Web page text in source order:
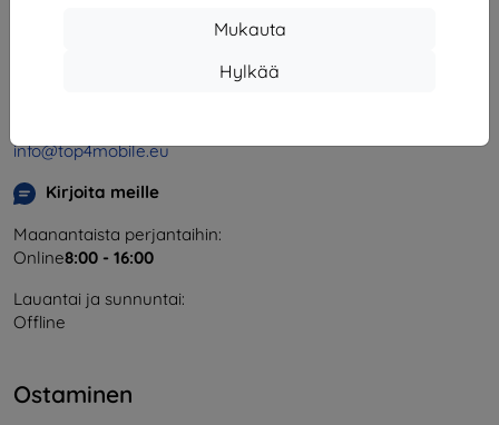
Mukauta
Hylkää
SK2023549671
info@top4mobile.eu
Kirjoita meille
Maanantaista perjantaihin:
Online8:00 - 16:00
Lauantai ja sunnuntai:
Offline
Ostaminen